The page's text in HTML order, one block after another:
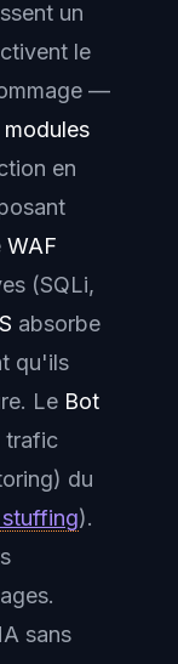
un
le
—
en
WAF
(SQLi,
absorbe
qu'ils
Le Bot
trafic
du
).
sans